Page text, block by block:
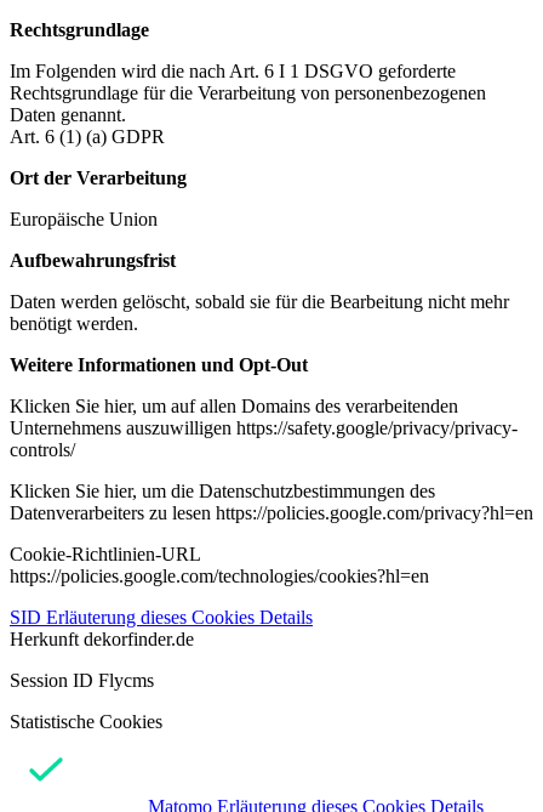
Rechtsgrundlage
Im Folgenden wird die nach Art. 6 I 1 DSGVO geforderte
Rechtsgrundlage für die Verarbeitung von personenbezogenen
Daten genannt.
Art. 6 (1) (a) GDPR
Ort der Verarbeitung
Europäische Union
Aufbewahrungsfrist
Daten werden gelöscht, sobald sie für die Bearbeitung nicht mehr
benötigt werden.
Weitere Informationen und Opt-Out
Klicken Sie hier, um auf allen Domains des verarbeitenden
Unternehmens auszuwilligen https://safety.google/privacy/privacy-
controls/
Klicken Sie hier, um die Datenschutzbestimmungen des
Datenverarbeiters zu lesen https://policies.google.com/privacy?hl=en
Cookie-Richtlinien-URL
https://policies.google.com/technologies/cookies?hl=en
SID Erläuterung dieses Cookies Details
Herkunft dekorfinder.de
Session ID Flycms
Statistische Cookies
Matomo Erläuterung dieses Cookies Details